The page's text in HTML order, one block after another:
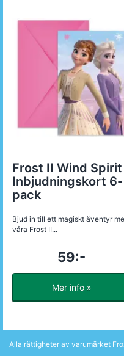
Frost II Wind Spirit
Inbjudningskort 6-
pack
Bjud in till ett magiskt äventyr
våra Frost II...
59:-
Mer info »
Alla rättigheter av varumärket